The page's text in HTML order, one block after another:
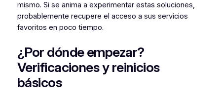
mismo. Si se anima a experimentar estas soluciones,
probablemente recupere el acceso a sus servicios
favoritos en poco tiempo.
¿Por dónde empezar?
Verificaciones y reinicios
básicos